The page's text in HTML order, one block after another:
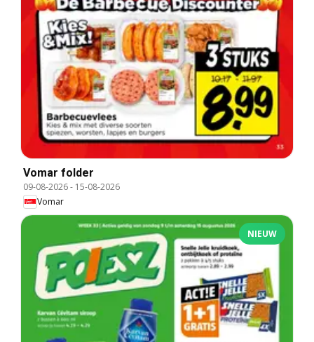
Vomar folder
09-08-2026- 15-08-2026
Vomar
NIEUW